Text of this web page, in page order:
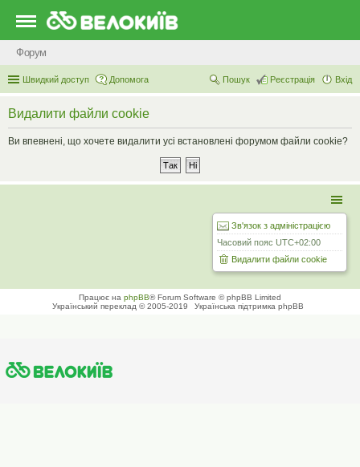
Форум
Швидкий доступ Допомога Вхід
Реєстрація
Пошук
Видалити файли cookie
Ви впевнені, що хочете видалити усі встановлені форумом файли cookie?
Зв'язок з адміністрацією
Часовий пояс UTC+02:00
Видалити файли cookie
Працює на phpBB® Forum Software © phpBB Limited
Український переклад © 2005-2019
Українська підтримка phpBB